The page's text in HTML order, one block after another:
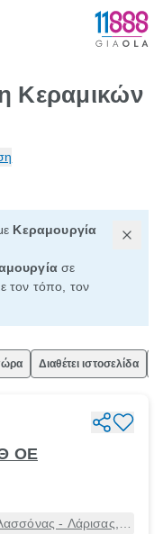
Κεραμικών
Κεραμουργία
σε
τον τόπο, τον
Διαθέτει ιστοσελίδα
ΟΕ
- Λάρισας,